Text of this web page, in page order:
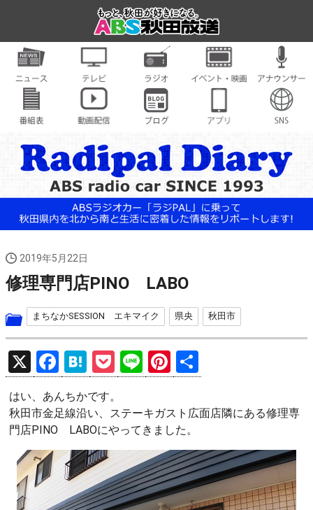
2019年5月22日
修理専門店PINO LABO
まちなかSESSION エキマイク 県央 秋田市
X
F
a
ce
b
o
o
k
H
at
e
n
a
P
o
ck
et
Li
n
e
Pi
nt
er
es
t
有
はい、あんちかです。
秋田市金足線沿い、ステーキガスト広面店隣にある修理専
門店PINO LABOにやってきました。